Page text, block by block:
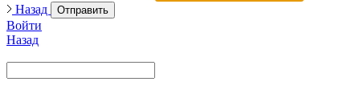
Назад
Отправить
Войти
Назад